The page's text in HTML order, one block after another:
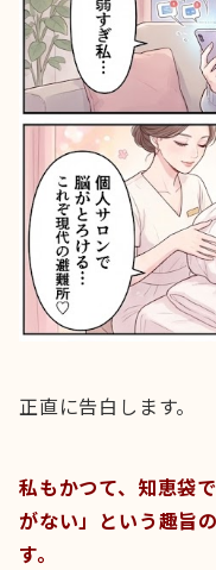
正直に告白します。
私もかつて、知恵袋
がない」という趣旨
す。